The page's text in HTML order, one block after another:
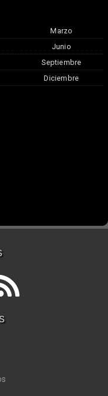
Marzo
Junio
Septiembre
Diciembre